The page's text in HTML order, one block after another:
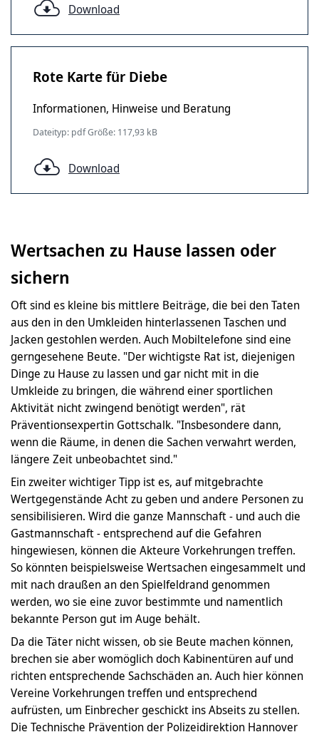
Download
Rote Karte für Diebe
Informationen, Hinweise und Beratung
Dateityp: pdf Größe: 117,93 kB
Download
Wertsachen zu Hause lassen oder
sichern
Oft sind es kleine bis mittlere Beiträge, die bei den Taten
aus den in den Umkleiden hinterlassenen Taschen und
Jacken gestohlen werden. Auch Mobiltelefone sind eine
gerngesehene Beute. "Der wichtigste Rat ist, diejenigen
Dinge zu Hause zu lassen und gar nicht mit in die
Umkleide zu bringen, die während einer sportlichen
Aktivität nicht zwingend benötigt werden", rät
Präventionsexpertin Gottschalk. "Insbesondere dann,
wenn die Räume, in denen die Sachen verwahrt werden,
längere Zeit unbeobachtet sind."
Ein zweiter wichtiger Tipp ist es, auf mitgebrachte
Wertgegenstände Acht zu geben und andere Personen zu
sensibilisieren. Wird die ganze Mannschaft - und auch die
Gastmannschaft - entsprechend auf die Gefahren
hingewiesen, können die Akteure Vorkehrungen treffen.
So könnten beispielsweise Wertsachen eingesammelt und
mit nach draußen an den Spielfeldrand genommen
werden, wo sie eine zuvor bestimmte und namentlich
bekannte Person gut im Auge behält.
Da die Täter nicht wissen, ob sie Beute machen können,
brechen sie aber womöglich doch Kabinentüren auf und
richten entsprechende Sachschäden an. Auch hier können
Vereine Vorkehrungen treffen und entsprechend
aufrüsten, um Einbrecher geschickt ins Abseits zu stellen.
Die Technische Prävention der Polizeidirektion Hannover